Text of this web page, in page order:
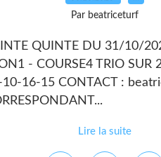
Par beatriceturf
QUINTE DU 31/10/
- COURSE4 TRIO
16-15 CONTACT :
Lire la suite